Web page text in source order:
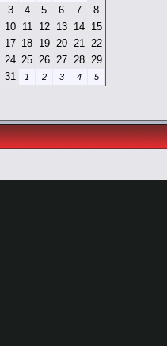
3 4 5 6 7 8
10 11 12 13 14 15
17 18 19 20 21 22
24 25 26 27 28 29
31 1 2 3 4 5